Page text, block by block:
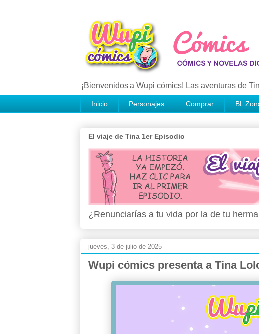
¡Bienvenidos a Wupi cómics! Las aventuras de
Inicio Personajes Comprar BL
El viaje de Tina 1er Episodio
¿Renunciarías a tu vida por la de tu
jueves, 3 de julio de 2025
Wupi cómics presenta a Tina